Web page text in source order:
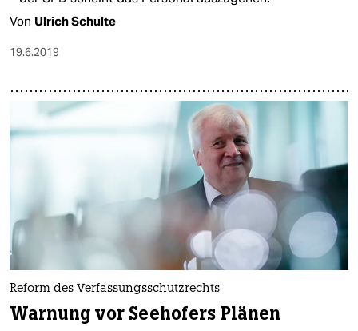
Von Ulrich Schulte
19.6.2019
Reform des Verfassungsschutzrechts
Warnung vor Seehofers Plänen